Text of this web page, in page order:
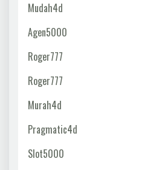
Mudah4d
Agen5000
Roger777
Roger777
Murah4d
Pragmatic4d
Slot5000